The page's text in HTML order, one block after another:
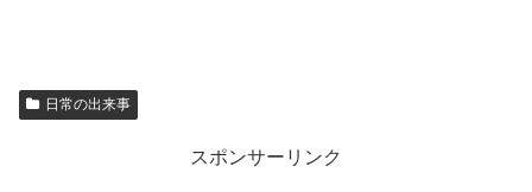
日常の出来事
スポンサーリンク